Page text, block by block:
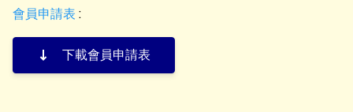
會員申請表 :
下載會員申請表